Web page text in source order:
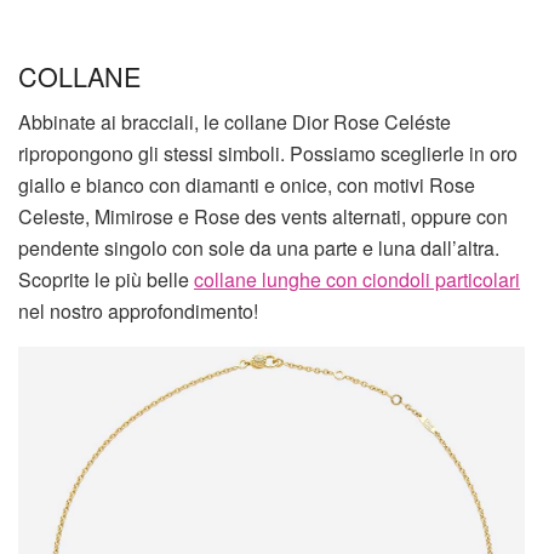
COLLANE
Abbinate ai bracciali, le collane Dior Rose Celéste
ripropongono gli stessi simboli. Possiamo sceglierle in oro
giallo e bianco con diamanti e onice, con motivi Rose
Celeste, Mimirose e Rose des vents alternati, oppure con
pendente singolo con sole da una parte e luna dall’altra.
Scoprite le più bellecollane lunghe con ciondoli particolari
nel nostro approfondimento!